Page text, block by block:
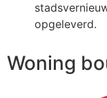
opgeleverd.
Woning